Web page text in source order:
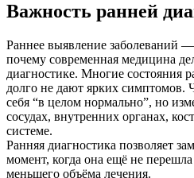
Важность ранней
Раннее выявление заболеваний
почему современная медицина
диагностике. Многие состояния
долго не дают ярких симптомов.
себя “в целом нормально”, но
сосудах, внутренних органах,
системе.
Ранняя диагностика позволяет
момент, когда она ещё не
меньшего объёма лечения.